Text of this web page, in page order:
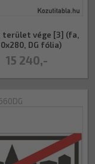
15 240,-
vége [3] (fa,
DG fólia)